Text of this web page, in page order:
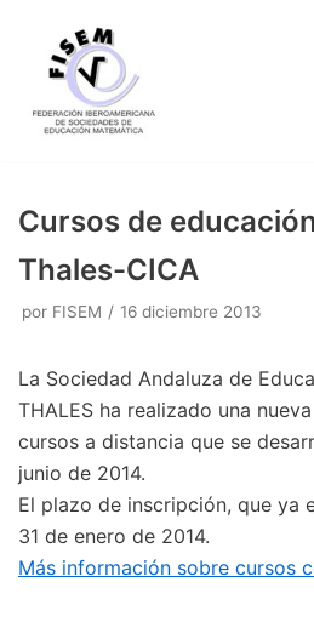
Saltar
contenido
Cursos de
Thales-CICA
por FISEM 16 diciembre 2013
La Sociedad Andaluza de
THALES ha realizado una
cursos a distancia que se
junio de 2014.
El plazo de inscripción, que ya
31 de enero de 2014.
Más información sobre cursos